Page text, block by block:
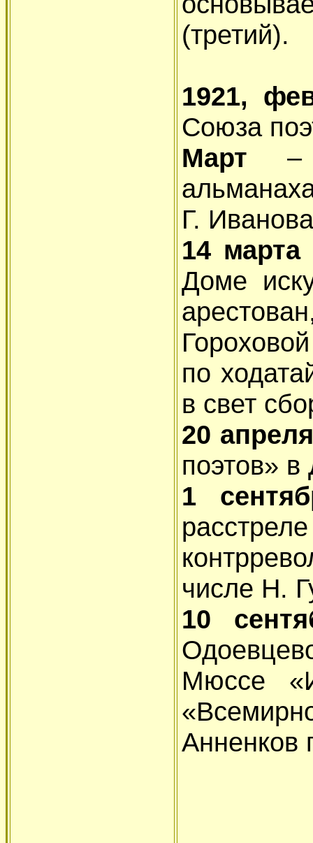
(третий).
1921,
Союза
Март–
Г.
14 марта
Доме
по
в свет
20
поэтов» в
1
числе Н.
10
Мюссе
Анненков